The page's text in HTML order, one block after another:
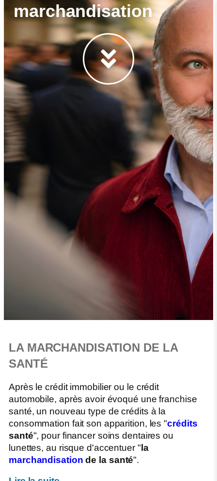
marchandisation
LA MARCHANDISATION DE LA
SANTÉ
Après le crédit immobilier ou le crédit
automobile, après avoir évoqué une franchise
santé, un nouveau type de crédits à la
consommation fait son apparition, les "crédits
santé", pour financer soins dentaires ou
lunettes, au risque d'accentuer "la
marchandisation de la santé".